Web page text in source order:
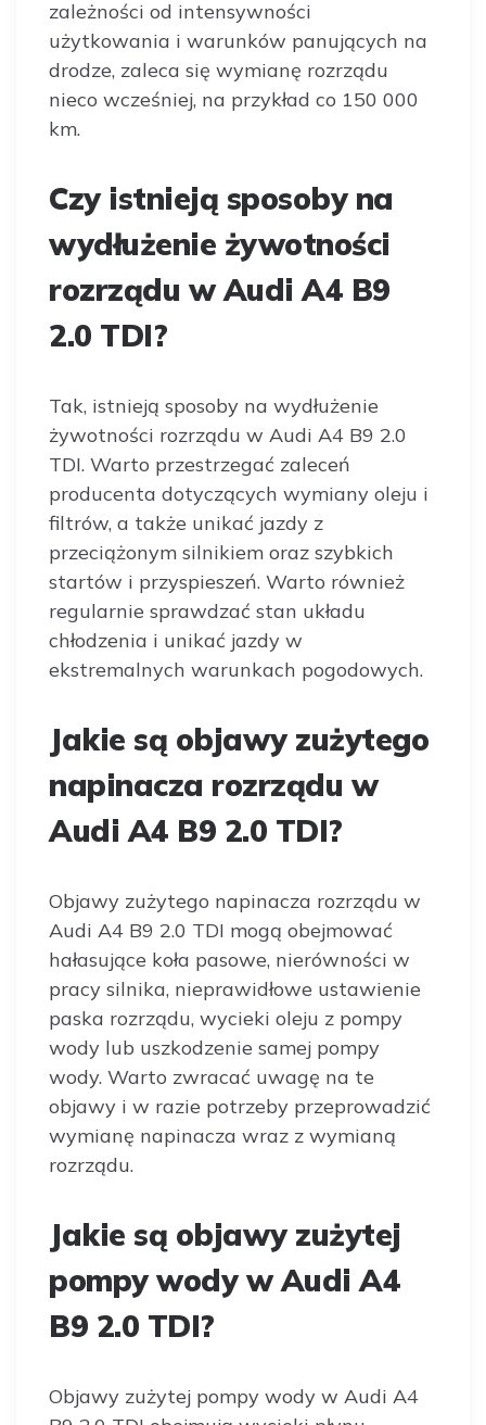
zależności od intensywności
użytkowania i warunków panujących na
drodze, zaleca się wymianę rozrządu
nieco wcześniej, na przykład co 150 000
km.
Czy istnieją sposoby na
wydłużenie żywotności
rozrządu w Audi A4 B9
2.0 TDI?
Tak, istnieją sposoby na wydłużenie
żywotności rozrządu w Audi A4 B9 2.0
TDI. Warto przestrzegać zaleceń
producenta dotyczących wymiany oleju i
filtrów, a także unikać jazdy z
przeciążonym silnikiem oraz szybkich
startów i przyspieszeń. Warto również
regularnie sprawdzać stan układu
chłodzenia i unikać jazdy w
ekstremalnych warunkach pogodowych.
Jakie są objawy zużytego
napinacza rozrządu w
Audi A4 B9 2.0 TDI?
Objawy zużytego napinacza rozrządu w
Audi A4 B9 2.0 TDI mogą obejmować
hałasujące koła pasowe, nierówności w
pracy silnika, nieprawidłowe ustawienie
paska rozrządu, wycieki oleju z pompy
wody lub uszkodzenie samej pompy
wody. Warto zwracać uwagę na te
objawy i w razie potrzeby przeprowadzić
wymianę napinacza wraz z wymianą
rozrządu.
Jakie są objawy zużytej
pompy wody w Audi A4
B9 2.0 TDI?
Objawy zużytej pompy wody w Audi A4